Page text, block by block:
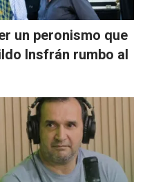
un peronismo que
Insfrán rumbo al